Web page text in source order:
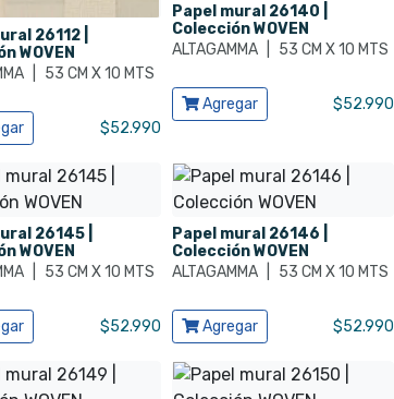
26112 |
WOVEN
53 CM X 10 MTS
$52.990
Papel mural 26140 |
Colección WOVEN
ALTAGAMMA
53 CM X 10 MTS
Ver producto
Agregar $52.990
26145 |
WOVEN
53 CM X 10 MTS
$52.990
Papel mural 26146 |
Colección WOVEN
ALTAGAMMA
53 CM X 10 MTS
Ver producto
Agregar $52.990